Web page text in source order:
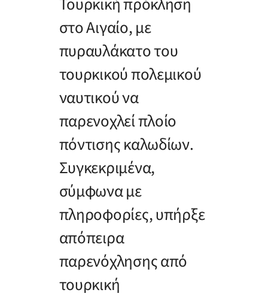
στο Αιγαίο, με
πυραυλάκατο του
τουρκικού πολεμικού
ναυτικού να
παρενοχλεί πλοίο
πόντισης καλωδίων.
Συγκεκριμένα,
σύμφωνα με
πληροφορίες, υπήρξε
απόπειρα
παρενόχλησης από
τουρκική